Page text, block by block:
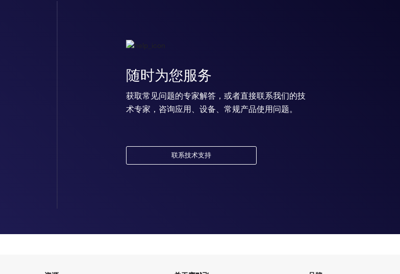
随时为您服务
获取常见问题的专家解答，或者直接联系我们的技
术专家，咨询应用、设备、常规产品使用问题。
联系技术支持